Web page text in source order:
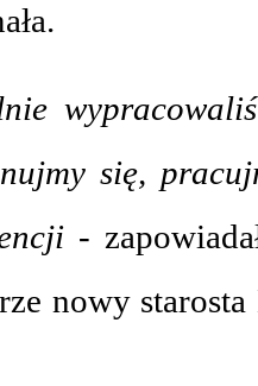
się,
-
nowy